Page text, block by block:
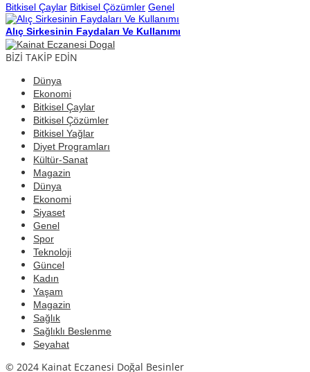
Bitkisel Çaylar Bitkisel Çözümler Genel
Alıç Sirkesinin Faydaları Ve Kullanımı
BİZİ TAKİP EDİN
Dünya
Ekonomi
Bitkisel Çaylar
Bitkisel Çözümler
Bitkisel Yağlar
Diyet Programları
Kültür-Sanat
Magazin
Dünya
Ekonomi
Siyaset
Genel
Spor
Teknoloji
Güncel
Kadın
Yaşam
Magazin
Sağlık
Sağlıklı Beslenme
Seyahat
© 2024 Kainat Eczanesi Doğal Besinler